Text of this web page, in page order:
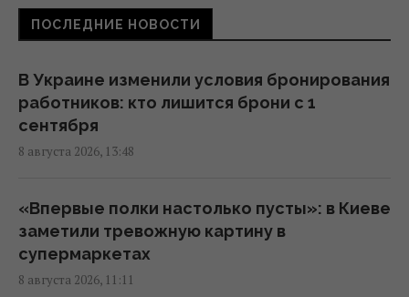
РФ полностью разрушила жилой дом в
среди них ребенок
07:36 суббота, 08 августа 2026
В июле Украина сбила 87% ударных дронов
05:31 суббота, 08 августа 2026
Зеленский отреагировал на принятие
Сенатом США законопроекта о санкциях
ПОСЛЕДНИЕ НОВОСТИ
В Украине изменили условия бронирования
работников: кто лишится брони с 1
сентября
8 августа 2026, 13:48
«Впервые полки настолько пусты»: в Киеве
заметили тревожную картину в
супермаркетах
8 августа 2026, 11:11